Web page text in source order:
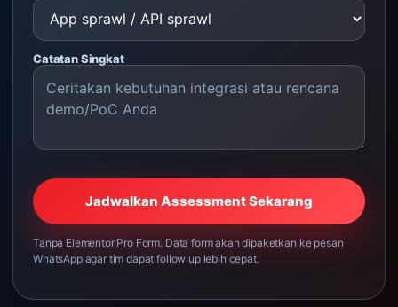
Catatan Singkat
Jadwalkan Assessment Sekarang
Tanpa Elementor Pro Form. Data form akan dipaketkan ke pesan
WhatsApp agar tim dapat follow up lebih cepat.